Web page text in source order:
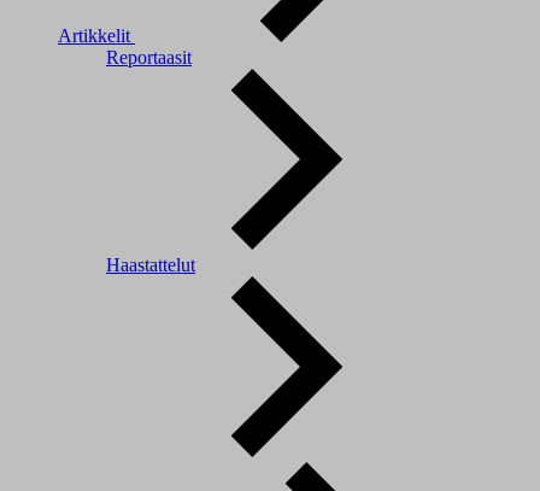
Artikkelit
Reportaasit
Haastattelut